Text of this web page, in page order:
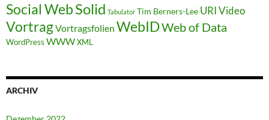
Social WebSolid Tabulator Tim Berners-Lee URIVideo
VortragVortragsfolien WebIDWeb of Data
WordPress WWWXML
ARCHIV